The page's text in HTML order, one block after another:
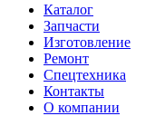
Каталог
Запчасти
Изготовление
Ремонт
Спецтехника
Контакты
О компании